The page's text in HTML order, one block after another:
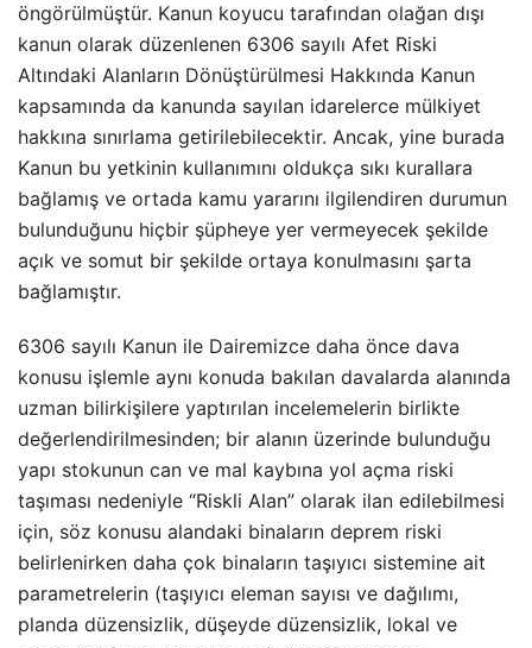
öngörülmüştür. Kanun koyucu tarafından olağan dışı
kanun olarak düzenlenen 6306 sayılı Afet Riski
Altındaki Alanların Dönüştürülmesi Hakkında Kanun
kapsamında da kanunda sayılan idarelerce mülkiyet
hakkına sınırlama getirilebilecektir. Ancak, yine burada
Kanun bu yetkinin kullanımını oldukça sıkı kurallara
bağlamış ve ortada kamu yararını ilgilendiren durumun
bulunduğunu hiçbir şüpheye yer vermeyecek şekilde
açık ve somut bir şekilde ortaya konulmasını şarta
bağlamıştır.
6306 sayılı Kanun ile Dairemizce daha önce dava
konusu işlemle aynı konuda bakılan davalarda alanında
uzman bilirkişilere yaptırılan incelemelerin birlikte
değerlendirilmesinden; bir alanın üzerinde bulunduğu
yapı stokunun can ve mal kaybına yol açma riski
taşıması nedeniyle “Riskli Alan” olarak ilan edilebilmesi
için, söz konusu alandaki binaların deprem riski
belirlenirken daha çok binaların taşıyıcı sistemine ait
parametrelerin (taşıyıcı eleman sayısı ve dağılımı,
planda düzensizlik, düşeyde düzensizlik, lokal ve